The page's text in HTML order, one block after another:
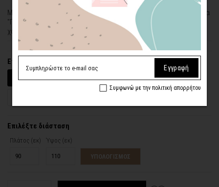
Μια ποικιλία από πορτοκαλί δέντρα σε απαλό φόντο. Η ταπετσαρία
"Πορτοκαλί Δάσος" είναι ιδανική για να προσθέστε χρώμα στον
χώρο σας.
Επιλέξτε υλικό
Βινύλιο (Αυτοκόλλητο)
Ύφασμα (Με Υγρή Κόλλα)
Επιλέξτε διάσταση
Πλάτος (εκ) Ύψος (εκ)
ΥΠΟΛΟΓΙΣΜΟΣ
Εγγραφή
Συμφωνώ με την πολιτική απορρήτου